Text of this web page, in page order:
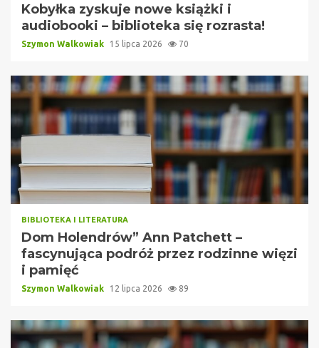
Kobyłka zyskuje nowe książki i
audiobooki – biblioteka się rozrasta!
Szymon Walkowiak 15 lipca 2026 70
BIBLIOTEKA I LITERATURA
Dom Holendrów” Ann Patchett –
fascynująca podróż przez rodzinne więzi
i pamięć
Szymon Walkowiak 12 lipca 2026 89